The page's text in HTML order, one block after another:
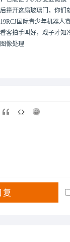
撞开这扇玻璃门，你们
国际青少年机器人
客拍手叫好，戏子才知
像处理
复